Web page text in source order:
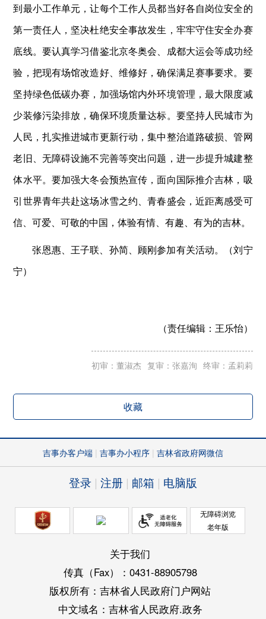
到最小工作单元，让每个工作人员都当好各自岗位安全的
第一责任人，坚决杜绝安全事故发生，牢牢守住安全办赛
底线。要认真学习借鉴北京冬奥会、成都大运会等成功经
验，把现有场馆改造好、维修好，确保满足赛事要求。要
坚持绿色低碳办赛，加强场馆内外环境管理，最大限度减
少装修污染排放，确保环境质量达标。要坚持人民城市为
人民，扎实推进城市更新行动，集中整治道路破损、管网
老旧、无障碍设施不完善等突出问题，进一步提升城建整
体水平。要加强大冬会预热宣传，面向国际推介吉林，吸
引世界青年共赴这场冰雪之约、青春盛会，近距离感受可
信、可爱、可敬的中国，体验有情、有趣、有为的吉林。
张恩惠、王子联、孙简、顾刚参加有关活动。
（刘宁
宁）
（责任编辑： 王乐怡）
初审：董淑杰 复审：张嘉洵 终审：孟莉莉
收藏